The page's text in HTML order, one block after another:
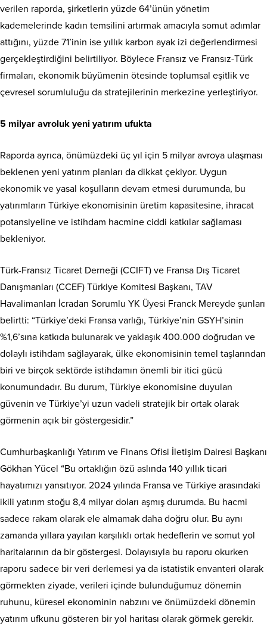
verilen raporda, şirketlerin yüzde 64’ünün yönetim
kademelerinde kadın temsilini artırmak amacıyla somut adımlar
attığını, yüzde 71’inin ise yıllık karbon ayak izi değerlendirmesi
gerçekleştirdiğini belirtiliyor. Böylece Fransız ve Fransız-Türk
firmaları, ekonomik büyümenin ötesinde toplumsal eşitlik ve
çevresel sorumluluğu da stratejilerinin merkezine yerleştiriyor.
5 milyar avroluk yeni yatırım ufukta
Raporda ayrıca, önümüzdeki üç yıl için 5 milyar avroya ulaşması
beklenen yeni yatırım planları da dikkat çekiyor. Uygun
ekonomik ve yasal koşulların devam etmesi durumunda, bu
yatırımların Türkiye ekonomisinin üretim kapasitesine, ihracat
potansiyeline ve istihdam hacmine ciddi katkılar sağlaması
bekleniyor.
Türk-Fransız Ticaret Derneği (CCIFT) ve Fransa Dış Ticaret
Danışmanları (CCEF) Türkiye Komitesi Başkanı, TAV
Havalimanları İcradan Sorumlu YK Üyesi Franck Mereyde şunları
belirtti: “Türkiye’deki Fransa varlığı, Türkiye’nin GSYH’sinin
%1,6’sına katkıda bulunarak ve yaklaşık 400.000 doğrudan ve
dolaylı istihdam sağlayarak, ülke ekonomisinin temel taşlarından
biri ve birçok sektörde istihdamın önemli bir itici gücü
konumundadır. Bu durum, Türkiye ekonomisine duyulan
güvenin ve Türkiye’yi uzun vadeli stratejik bir ortak olarak
görmenin açık bir göstergesidir.”
Cumhurbaşkanlığı Yatırım ve Finans Ofisi İletişim Dairesi Başkanı
Gökhan Yücel “Bu ortaklığın özü aslında 140 yıllık ticari
hayatımızı yansıtıyor. 2024 yılında Fransa ve Türkiye arasındaki
ikili yatırım stoğu 8,4 milyar doları aşmış durumda. Bu hacmi
sadece rakam olarak ele almamak daha doğru olur. Bu aynı
zamanda yıllara yayılan karşılıklı ortak hedeflerin ve somut yol
haritalarının da bir göstergesi. Dolayısıyla bu raporu okurken
raporu sadece bir veri derlemesi ya da istatistik envanteri olarak
görmekten ziyade, verileri içinde bulunduğumuz dönemin
ruhunu, küresel ekonominin nabzını ve önümüzdeki dönemin
yatırım ufkunu gösteren bir yol haritası olarak görmek gerekir.